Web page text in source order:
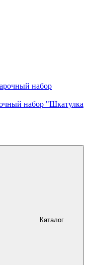
набор "Шкатулка
Каталог